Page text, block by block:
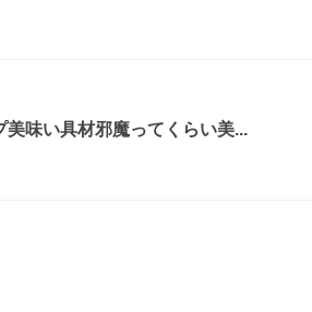
味い具材邪魔ってくらい美...